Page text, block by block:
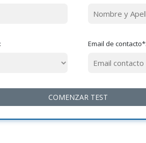
Email de contacto*: